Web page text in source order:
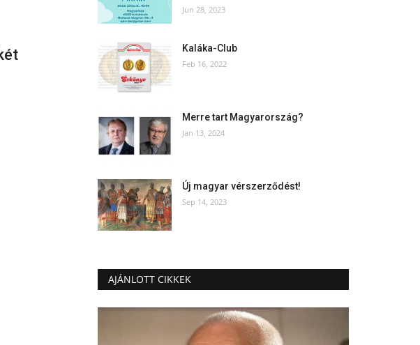
Jun 28, 2023
Kaláka-Club
Feb 16, 2022
Merre tart Magyarország?
Jan 13, 2024
Új magyar vérszerződést!
Sep 14, 2023
AJÁNLOTT CIKKEK